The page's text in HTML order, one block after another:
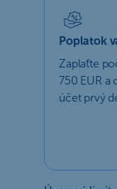
Poplatok
Zaplaťte
750 EUR a
účet prvý